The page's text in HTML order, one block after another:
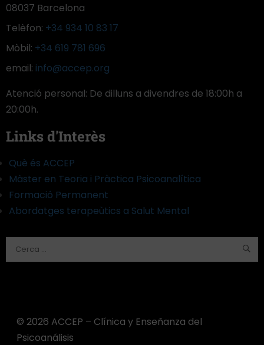
08037 Barcelona
Telèfon: +34 934 10 83 17
Mòbil: +34 619 781 696
email: info@accep.org
Atenció personal: De dilluns a divendres de 18:00h a
20:00h.
Links d'Interès
Què és ACCEP
Màster en Teoria i Pràctica Psicoanalítica
Formació Permanent
Abordatges terapeùtics a Salut Mental
©️ 2026 ACCEP – Clínica y Enseñanza del
Psicoanálisis